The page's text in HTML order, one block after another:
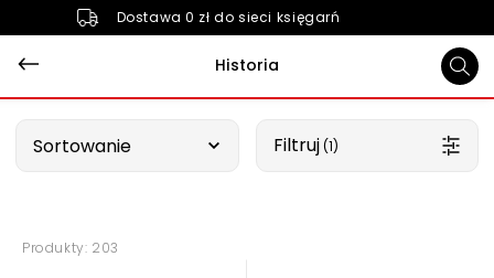
Dostawa 0 zł do sieci księgarń
Historia
Sortowanie Filtruj (1)
Produkty: 203